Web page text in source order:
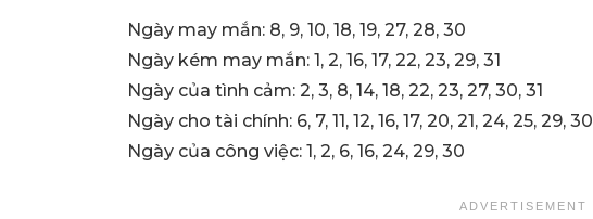
Ngày may mắn: 8, 9, 10, 18, 19, 27, 28, 30
Ngày kém may mắn: 1, 2, 16, 17, 22, 23, 29, 31
Ngày của tình cảm: 2, 3, 8, 14, 18, 22, 23, 27, 30, 31
Ngày cho tài chính: 6, 7, 11, 12, 16, 17, 20, 21, 24, 25, 29, 30
Ngày của công việc: 1, 2, 6, 16, 24, 29, 30